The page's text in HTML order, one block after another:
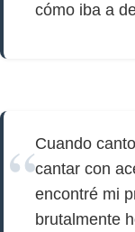
cómo iba a
Cuando canto
cantar con
encontré mi
brutalmente